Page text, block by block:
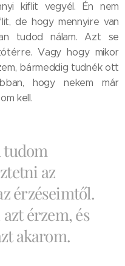
kiflit vegyél. Én nem
de hogy mennyire van
tudod nálam. Azt se
Vagy hogy mikor
bármeddig tudnék ott
hogy nekem már
kell.
tudom
az
érzéseimtől.
érzem, és
akarom.